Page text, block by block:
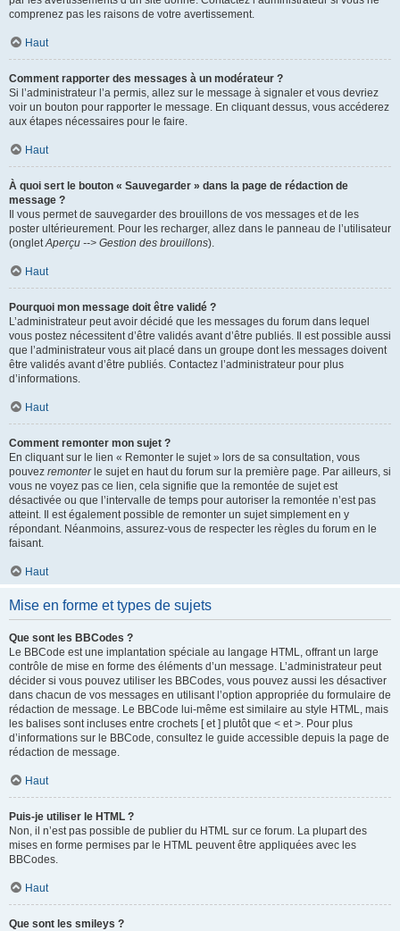
comprenez pas les raisons de votre avertissement.
Haut
Comment rapporter des messages à un modérateur ?
Si l’administrateur l’a permis, allez sur le message à signaler et vous devriez
voir un bouton pour rapporter le message. En cliquant dessus, vous accéderez
aux étapes nécessaires pour le faire.
Haut
À quoi sert le bouton « Sauvegarder » dans la page de rédaction de
message ?
Il vous permet de sauvegarder des brouillons de vos messages et de les
poster ultérieurement. Pour les recharger, allez dans le panneau de l’utilisateur
(ongletAperçu --> Gestion des brouillons).
Haut
Pourquoi mon message doit être validé ?
L’administrateur peut avoir décidé que les messages du forum dans lequel
vous postez nécessitent d’être validés avant d’être publiés. Il est possible aussi
que l’administrateur vous ait placé dans un groupe dont les messages doivent
être validés avant d’être publiés. Contactez l’administrateur pour plus
d’informations.
Haut
Comment remonter mon sujet ?
En cliquant sur le lien « Remonter le sujet » lors de sa consultation, vous
pouvez remonterle sujet en haut du forum sur la première page. Par ailleurs, si
vous ne voyez pas ce lien, cela signifie que la remontée de sujet est
désactivée ou que l’intervalle de temps pour autoriser la remontée n’est pas
atteint. Il est également possible de remonter un sujet simplement en y
répondant. Néanmoins, assurez-vous de respecter les règles du forum en le
faisant.
Haut
Mise en forme et types de sujets
Que sont les BBCodes ?
Le BBCode est une implantation spéciale au langage HTML, offrant un large
contrôle de mise en forme des éléments d’un message. L’administrateur peut
décider si vous pouvez utiliser les BBCodes, vous pouvez aussi les désactiver
dans chacun de vos messages en utilisant l’option appropriée du formulaire de
rédaction de message. Le BBCode lui-même est similaire au style HTML, mais
les balises sont incluses entre crochets [ et ] plutôt que < et >. Pour plus
d’informations sur le BBCode, consultez le guide accessible depuis la page de
rédaction de message.
Haut
Puis-je utiliser le HTML ?
Non, il n’est pas possible de publier du HTML sur ce forum. La plupart des
mises en forme permises par le HTML peuvent être appliquées avec les
BBCodes.
Haut
Que sont les smileys ?